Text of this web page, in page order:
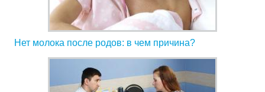
Нет молока после родов: в чем причина?